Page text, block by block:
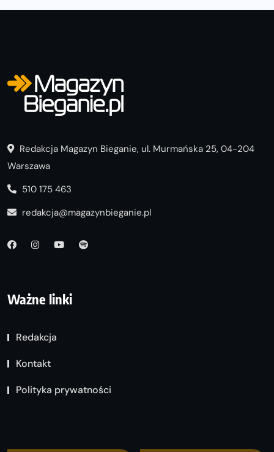
Redakcja Magazyn Bieganie, ul. Murmańska 25, 04-204
Warszawa
510 175 463
redakcja@magazynbieganie.pl
Ważne linki
Redakcja
Kontakt
Polityka prywatności